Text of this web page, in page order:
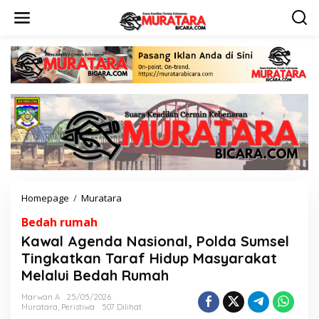
Homepage / Muratara
A
g
d
Bedah rumah
Kawal Agenda Nasional, Polda Sumsel
Tingkatkan Taraf Hidup Masyarakat
Melalui Bedah Rumah
Marwan A
25/05/2026
Muratara, Peristiwa 507 Dilihat